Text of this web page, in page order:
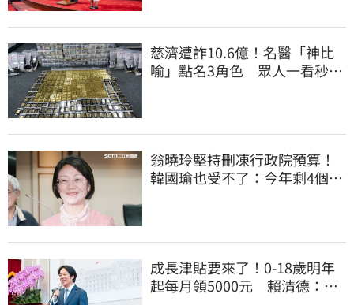
慈濟遭詐10.6億！名醫「神比
喻」點名3角色 眾人一看秒懂
翁曉玲堅持刪凍行政院預算！
韓國瑜也受不了：今年剩4個月
成長津貼要來了！0-18歲明年
起每月領5000元 賴清德：此